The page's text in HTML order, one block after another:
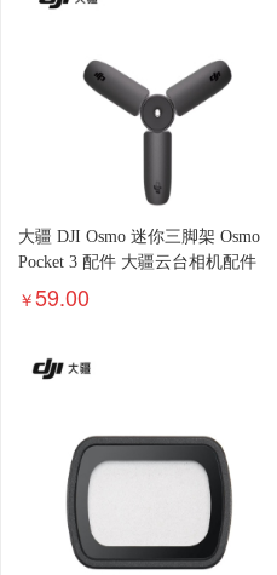
大疆 DJI Osmo 迷你三脚架 Osmo
Pocket 3 配件 大疆云台相机配件
￥59.00